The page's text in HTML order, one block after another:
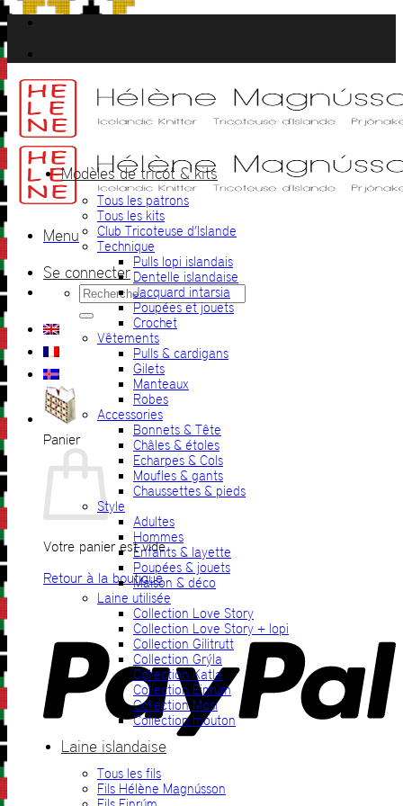
Passer
au
contenu
Menu
Se connecter
Recherche
pour :
Panier
Votre panier est vide.
Retour à la boutique
Modèles de tricot & kits
Tous les patrons
Tous les kits
Club Tricoteuse d’Islande
Technique
Pulls lopi islandais
Dentelle islandaise
Jacquard intarsia
Poupées et jouets
Crochet
Vêtements
Pulls & cardigans
Gilets
Manteaux
Robes
Accessories
Bonnets & Tête
Châles & étoles
Echarpes & Cols
Moufles & gants
Chaussettes & pieds
Style
Adultes
Hommes
Enfants & layette
Poupées & jouets
Maison & déco
Laine utilisée
Collection Love Story
Collection Love Story + lopi
Collection Gilitrutt
Collection Grýla
Collection Katla
Collection Einrúm
Collection Mosi
Collection mouton
Laine islandaise
Tous les fils
Fils Hélène Magnússon